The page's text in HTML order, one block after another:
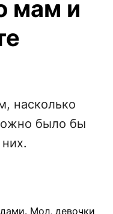
мам и
насколько
было бы
Мол, девочки